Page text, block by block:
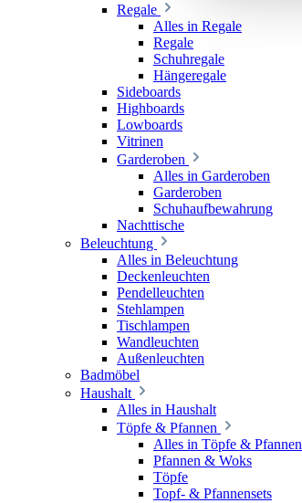
Regale
Alles in Regale
Regale
Schuhregale
Hängeregale
Sideboards
Highboards
Lowboards
Vitrinen
Garderoben
Alles in Garderoben
Garderoben
Schuhaufbewahrung
Nachttische
Beleuchtung
Alles in Beleuchtung
Deckenleuchten
Pendelleuchten
Stehlampen
Tischlampen
Wandleuchten
Außenleuchten
Badmöbel
Haushalt
Alles in Haushalt
Töpfe & Pfannen
Alles in Töpfe & Pfannen
Pfannen & Woks
Töpfe
Topf- & Pfannensets